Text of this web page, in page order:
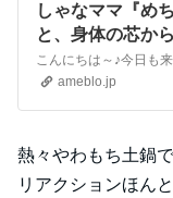
しゃなママ『め
と、身体の芯か
熱々鍋焼きみた
ameblo.jp
熱々やわもち土鍋
リアクションほん